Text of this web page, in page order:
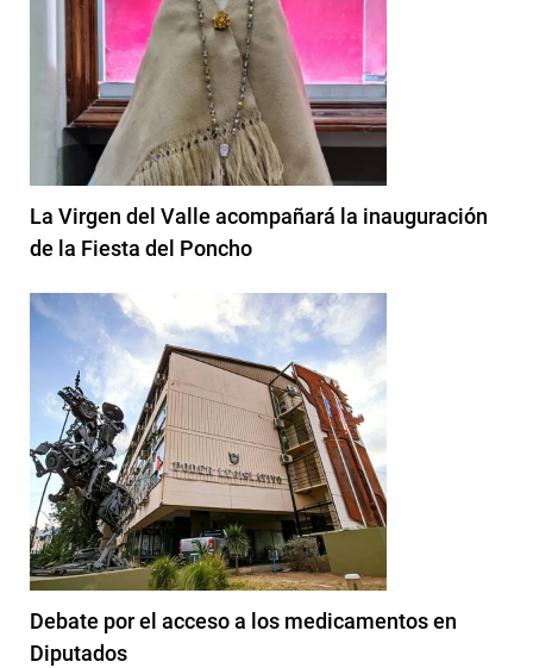
La Virgen del Valle acompañará la inauguración
de la Fiesta del Poncho
Debate por el acceso a los medicamentos en
Diputados